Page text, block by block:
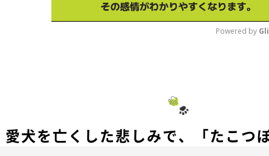
Powered by
愛犬を亡くした悲しみで、「たこつ